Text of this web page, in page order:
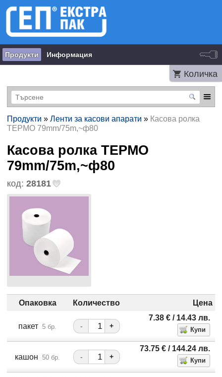
Продукти Информация
Количка
Продукти » Ленти за касови апарати » Касова ролка
ТЕРМО 79mm/75m,~ф80
Касова ролка ТЕРМО
79mm/75m,~ф80
код: 28181
Опаковка Количество Цена
пакет 5 бр. - +
7.38 €/ 14.43 лв.
кашон 50 бр. - +
73.75 €/ 144.24 лв.